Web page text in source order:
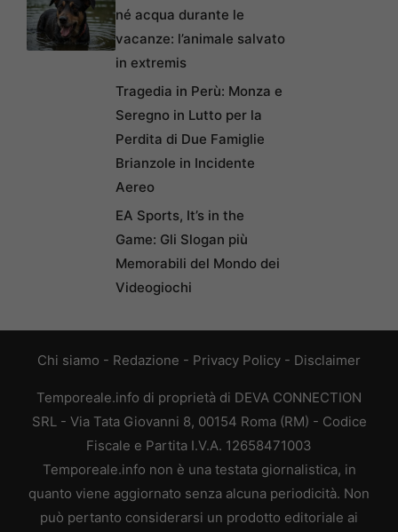
né acqua durante le
vacanze: l’animale salvato
in extremis
Tragedia in Perù: Monza e
Seregno in Lutto per la
Perdita di Due Famiglie
Brianzole in Incidente
Aereo
EA Sports, It’s in the
Game: Gli Slogan più
Memorabili del Mondo dei
Videogiochi
Chi siamo - Redazione - Privacy Policy - Disclaimer
Temporeale.info di proprietà di DEVA CONNECTION
SRL - Via Tata Giovanni 8, 00154 Roma (RM) - Codice
Fiscale e Partita I.V.A. 12658471003
Temporeale.info non è una testata giornalistica, in
quanto viene aggiornato senza alcuna periodicità. Non
può pertanto considerarsi un prodotto editoriale ai